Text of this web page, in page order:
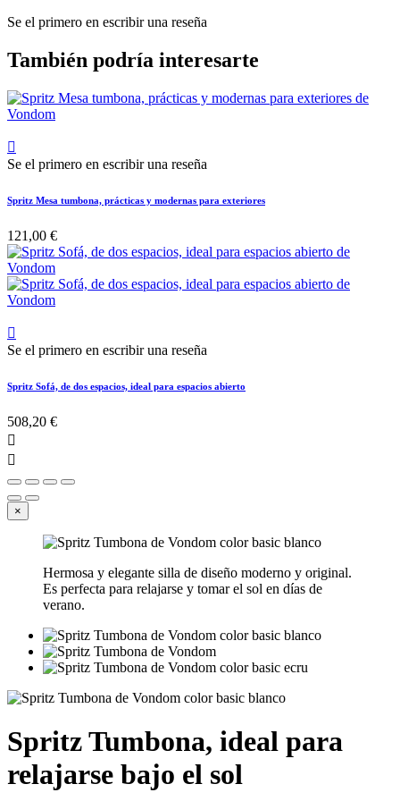
Se el primero en escribir una reseña
También podría interesarte

Se el primero en escribir una reseña
Spritz Mesa tumbona, prácticas y modernas para exteriores
121,00 €

Se el primero en escribir una reseña
Spritz Sofá, de dos espacios, ideal para espacios abierto
508,20 €


×
Hermosa y elegante silla de diseño moderno y original.
Es perfecta para relajarse y tomar el sol en días de
verano.
Spritz Tumbona, ideal para
relajarse bajo el sol